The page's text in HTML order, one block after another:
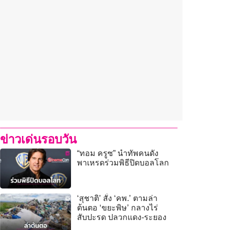
ข่าวเด่นรอบวัน
“ทอม ครูซ” นำทัพคนดัง
พาเหรดร่วมพิธีปิดบอลโลก
‘สุชาติ’ สั่ง ‘คพ.’ ตามล่า
ต้นตอ ‘ขยะพิษ’ กลางไร่
สับปะรด ปลวกแดง-ระยอง